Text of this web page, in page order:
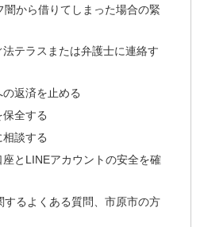
闇から借りてしまった場合の緊
テラスまたは弁護士に連絡す
返済を止める
全する
談する
とLINEアカウントの安全を確
するよくある質問、市原市の方